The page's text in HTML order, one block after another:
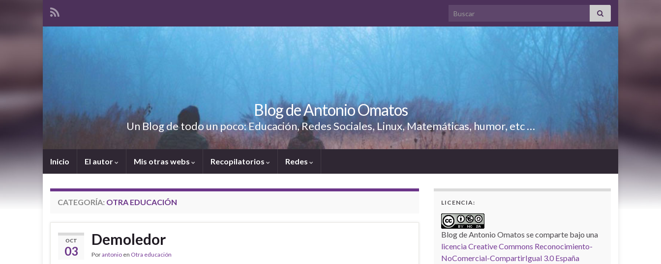
Search for:
Blog de Antonio Omatos
Un Blog de todo un poco: Educación, Redes Sociales, Linux, Matemáticas, humor, etc …
Inicio El autor Mis otras webs Recopilatorios Redes
CATEGORÍA: OTRA EDUCACIÓN
OCT
03
Demoledor
Porantonio en Otra educación
LICENCIA:
Blog de Antonio Omatos se comparte bajo una
licencia Creative Commons Reconocimiento-
NoComercial-CompartirIgual 3.0 España